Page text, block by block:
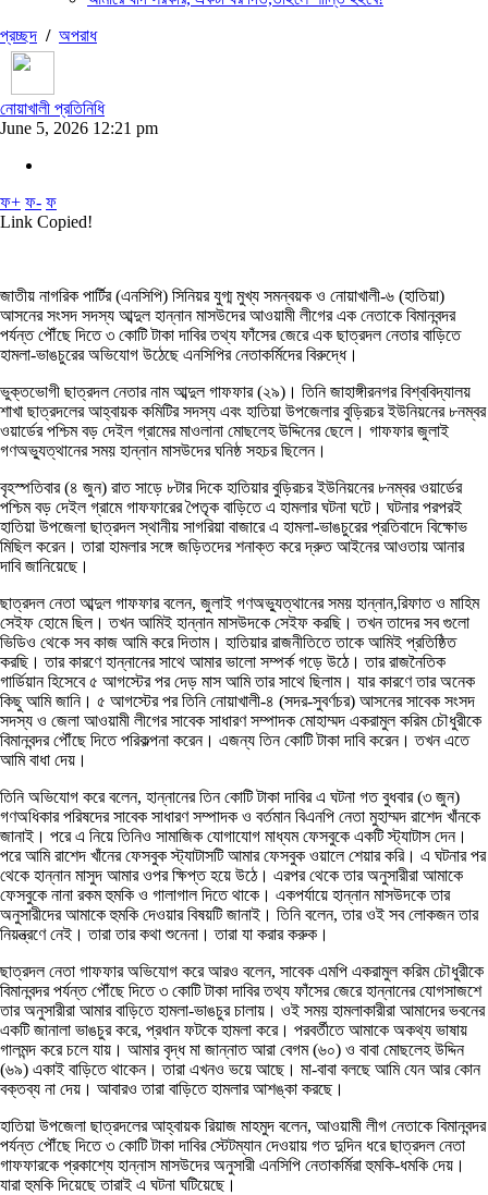
প্রচ্ছদ / অপরাধ
নোয়াখালী প্রতিনিধি
June 5, 2026 12:21 pm
ফ+ ফ- ফ
Link Copied!
জাতীয় নাগরিক পার্টির (এনসিপি) সিনিয়র যুগ্ম মুখ্য সমন্বয়ক ও নোয়াখালী-৬ (হাতিয়া)
আসনের সংসদ সদস্য আব্দুল হান্নান মাসউদের আওয়ামী লীগের এক নেতাকে বিমানবন্দর
পর্যন্ত পৌঁছে দিতে ৩ কোটি টাকা দাবির তথ্য ফাঁসের জেরে এক ছাত্রদল নেতার বাড়িতে
হামলা-ভাঙচুরের অভিযোগ উঠেছে এনসিপির নেতাকর্মিদের বিরুদ্ধে।
ভুক্তভোগী ছাত্রদল নেতার নাম আব্দুল গাফফার (২৯)। তিনি জাহাঙ্গীরনগর বিশ্ববিদ্যালয়
শাখা ছাত্রদলের আহ্বায়ক কমিটির সদস্য এবং হাতিয়া উপজেলার বুড়িরচর ইউনিয়নের ৮নম্বর
ওয়ার্ডের পশ্চিম বড় দেইল গ্রামের মাওলানা মোছলেহ উদ্দিনের ছেলে। গাফফার জুলাই
গণঅভ্যুত্থানের সময় হান্নান মাসউদের ঘনিষ্ঠ সহচর ছিলেন।
বৃহস্পতিবার (৪ জুন) রাত সাড়ে ৮টার দিকে হাতিয়ার বুড়িরচর ইউনিয়নের ৮নম্বর ওয়ার্ডের
পশ্চিম বড় দেইল গ্রামে গাফফারের পৈতৃক বাড়িতে এ হামলার ঘটনা ঘটে। ঘটনার পরপরই
হাতিয়া উপজেলা ছাত্রদল স্থানীয় সাগরিয়া বাজারে এ হামলা-ভাঙচুরের প্রতিবাদে বিক্ষোভ
মিছিল করেন। তারা হামলার সঙ্গে জড়িতদের শনাক্ত করে দ্রুত আইনের আওতায় আনার
দাবি জানিয়েছে।
ছাত্রদল নেতা আব্দুল গাফফার বলেন, জুলাই গণঅভ্যুত্থানের সময় হান্নান,রিফাত ও মাহিম
সেইফ হোমে ছিল। তখন আমিই হান্নান মাসউদকে সেইফ করছি। তখন তাদের সব গুলো
ভিডিও থেকে সব কাজ আমি করে দিতাম। হাতিয়ার রাজনীতিতে তাকে আমিই প্রতিষ্ঠিত
করছি। তার কারণে হান্নানের সাথে আমার ভালো সম্পর্ক গড়ে উঠে। তার রাজনৈতিক
গার্ডিয়ান হিসেবে ৫ আগস্টের পর দেড় মাস আমি তার সাথে ছিলাম। যার কারণে তার অনেক
কিছু আমি জানি। ৫ আগস্টের পর তিনি নোয়াখালী-৪ (সদর-সুবর্ণচর) আসনের সাবেক সংসদ
সদস্য ও জেলা আওয়ামী লীগের সাবেক সাধারণ সম্পাদক মোহাম্মদ একরামুল করিম চৌধুরীকে
বিমানবন্দর পৌঁছে দিতে পরিকল্পনা করেন। এজন্য তিন কোটি টাকা দাবি করেন। তখন এতে
আমি বাধা দেয়।
তিনি অভিযোগ করে বলেন, হান্নানের তিন কোটি টাকা দাবির এ ঘটনা গত বুধবার (৩ জুন)
গণঅধিকার পরিষদের সাবেক সাধারণ সম্পাদক ও বর্তমান বিএনপি নেতা মুহাম্মদ রাশেদ খাঁনকে
জানাই। পরে এ নিয়ে তিনিও সামাজিক যোগাযোগ মাধ্যম ফেসবুকে একটি স্ট্যাটাস দেন।
পরে আমি রাশেদ খাঁনের ফেসবুক স্ট্যাটাসটি আমার ফেসবুক ওয়ালে শেয়ার করি। এ ঘটনার পর
থেকে হান্নান মাসুদ আমার ওপর ক্ষিপ্ত হয়ে উঠে। এরপর থেকে তার অনুসারীরা আমাকে
ফেসবুকে নানা রকম হুমকি ও গালাগাল দিতে থাকে। একপর্যায়ে হান্নান মাসউদকে তার
অনুসারীদের আমাকে হুমকি দেওয়ার বিষয়টি জানাই। তিনি বলেন, তার ওই সব লোকজন তার
নিয়ন্ত্রণে নেই। তারা তার কথা শুনেনা। তারা যা করার করুক।
ছাত্রদল নেতা গাফফার অভিযোগ করে আরও বলেন, সাবেক এমপি একরামুল করিম চৌধুরীকে
বিমানবন্দর পর্যন্ত পৌঁছে দিতে ৩ কোটি টাকা দাবির তথ্য ফাঁসের জেরে হান্নানের যোগসাজশে
তার অনুসারীরা আমার বাড়িতে হামলা-ভাঙচুর চালায়। ওই সময় হামলাকারীরা আমাদের ভবনের
একটি জানালা ভাঙচুর করে, প্রধান ফটকে হামলা করে। পরবর্তীতে আমাকে অকথ্য ভাষায়
গালমন্দ করে চলে যায়। আমার বৃদ্ধ মা জান্নাত আরা বেগম (৬০) ও বাবা মোছলেহ উদ্দিন
(৬৯) একাই বাড়িতে থাকেন। তারা এখনও ভয়ে আছে। মা-বাবা বলছে আমি যেন আর কোন
বক্তব্য না দেয়। আবারও তারা বাড়িতে হামলার আশঙ্কা করছে।
হাতিয়া উপজেলা ছাত্রদলের আহ্বায়ক রিয়াজ মাহমুদ বলেন, আওয়ামী লীগ নেতাকে বিমানবন্দর
পর্যন্ত পৌঁছে দিতে ৩ কোটি টাকা দাবির স্টেটম্যান দেওয়ায় গত দুদিন ধরে ছাত্রদল নেতা
গাফফারকে প্রকাশ্যে হান্নাস মাসউদের অনুসারী এনসিপি নেতাকর্মিরা হুমকি-ধমকি দেয়।
যারা হুমকি দিয়েছে তারাই এ ঘটনা ঘটিয়েছে।